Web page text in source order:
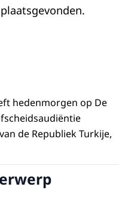
hedenmorgen op De
de Republiek Turkije,